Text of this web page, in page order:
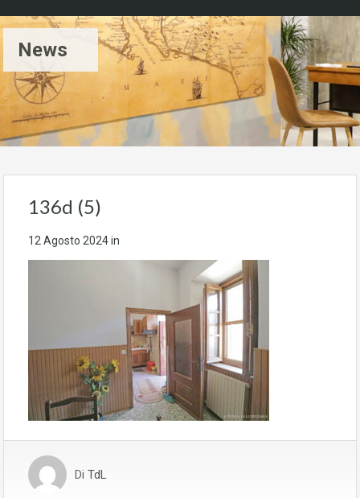
News
136d (5)
12 Agosto 2024in
Di TdL